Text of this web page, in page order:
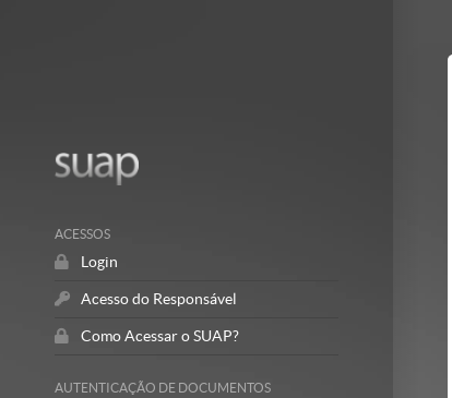
ACESSOS
Login
Acesso do Responsável
Como Acessar o SUAP?
AUTENTICAÇÃO DE DOCUMENTOS